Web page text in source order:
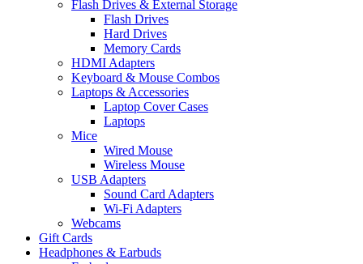
Flash Drives & External Storage
Flash Drives
Hard Drives
Memory Cards
HDMI Adapters
Keyboard & Mouse Combos
Laptops & Accessories
Laptop Cover Cases
Laptops
Mice
Wired Mouse
Wireless Mouse
USB Adapters
Sound Card Adapters
Wi-Fi Adapters
Webcams
Gift Cards
Headphones & Earbuds